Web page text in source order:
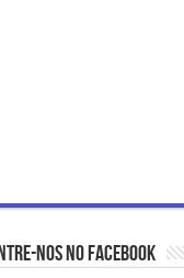
nos no Facebook